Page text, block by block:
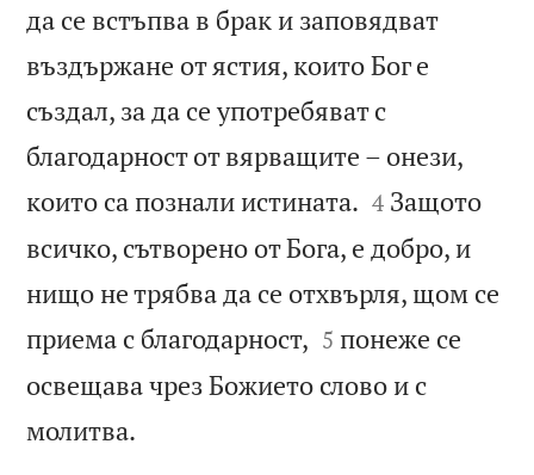
да се встъпва в брак и заповядват
въздържане от ястия, които Бог е
създал, за да се употребяват с
благодарност от вярващите – онези,
които са познали истината. 

4 Защото
всичко, сътворено от Бога, е добро, и
нищо не трябва да се отхвърля, щом се
приема с благодарност, 

5 понеже се
освещава чрез Божието слово и с
молитва.